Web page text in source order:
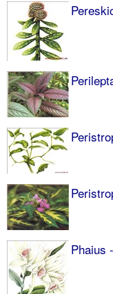
Phaius